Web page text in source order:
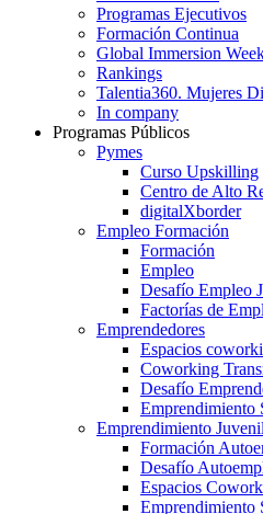
Programas Ejecutivos
Formación Continua
Global Immersion
Rankings
Talentia360. Mujeres
In company
Programas Públicos
Pymes
Curso Upskilling
Centro de Alto
digitalXborder
Empleo Formación
Formación
Empleo
Desafío Empleo
Factorías de
Emprendedores
Espacios
Coworking
Desafío
Emprendimiento
Emprendimiento Juvenil
Formación
Desafío
Espacios
Emprendimiento